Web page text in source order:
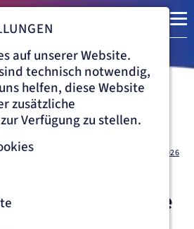
ÜBER UNS 28.09.2026
– moderne
auf unserer Website.
technisch notwendig,
helfen, diese Website
zusätzliche
Verfügung zu stellen.